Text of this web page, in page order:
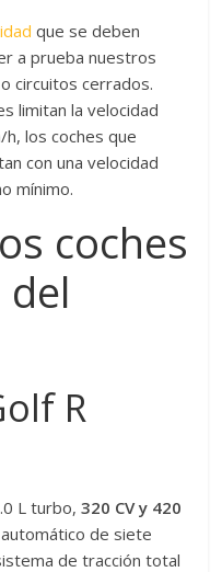
que se deben
a prueba nuestros
circuitos cerrados.
limitan la velocidad
los coches que
con una velocidad
mínimo.
coches
R
L turbo,320 CV y 420
automático de siete
de tracción total